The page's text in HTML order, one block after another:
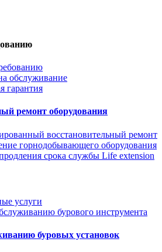
обслуживание
гарантия
ремонт оборудования
восстановительный ремонт
горнодобывающего оборудования
срока службы Life extension
услуги
бурового инструмента
буровых установок